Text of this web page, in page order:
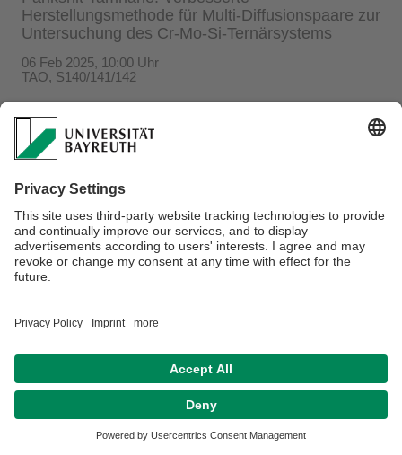
Herstellungsmethode für Multi-Diffusionspaare zur
Untersuchung des Cr-Mo-Si-Ternärsystems
06 Feb 2025, 10:00 Uhr
TAO, S140/141/142
Verantwortlich für die Redaktion:
Datenschutzerklärung Impressum Hausordnung Sitemap
Barrierefreiheitserklärung